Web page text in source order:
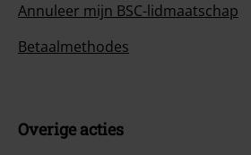
Annuleer mijn BSC-lidmaatschap
Betaalmethodes
Overige acties